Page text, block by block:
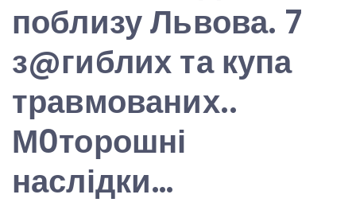
поблизу Львова. 7
з@гиблих та купа
травмованих..
М0торошні
наслідки…